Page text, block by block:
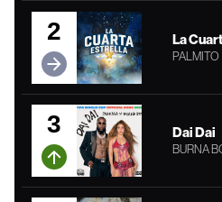
2 La
PALMITO
3 Dai Dai
BURNA